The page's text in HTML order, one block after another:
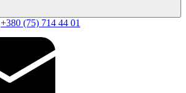
+380 (75) 714 44 01